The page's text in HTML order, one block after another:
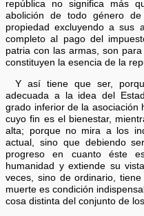
república no significa más
abolición de todo género
propiedad excluyendo a sus
completo al pago del
patria con las armas, son
constituyen la esencia de la
Y así tiene que ser,
adecuada a la idea del
grado inferior de la asociación
cuyo fin es el bienestar,
alta; porque no mira a los
actual, sino que debiendo
progreso en cuanto éste
humanidad y extiende su
veces, sino de ordinario,
muerte es condición
cosa distinta del conjunto de